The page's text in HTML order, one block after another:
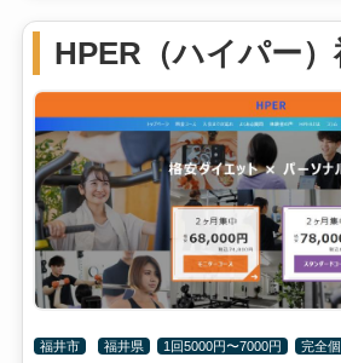
HPER（ハイパー
福井市 福井県 1回5000円〜7000円 完全